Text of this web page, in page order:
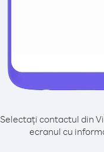
Selectați contactul din
ecranul cu